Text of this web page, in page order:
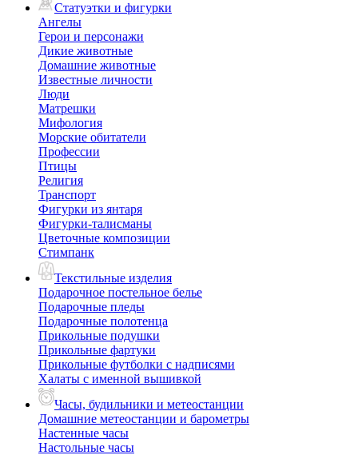
Статуэтки и фигурки
Ангелы
Герои и персонажи
Дикие животные
Домашние животные
Известные личности
Люди
Матрешки
Мифология
Морские обитатели
Профессии
Птицы
Религия
Транспорт
Фигурки из янтаря
Фигурки-талисманы
Цветочные композиции
Стимпанк
Текстильные изделия
Подарочное постельное белье
Подарочные пледы
Подарочные полотенца
Прикольные подушки
Прикольные фартуки
Прикольные футболки с надписями
Халаты с именной вышивкой
Часы, будильники и метеостанции
Домашние метеостанции и барометры
Настенные часы
Настольные часы